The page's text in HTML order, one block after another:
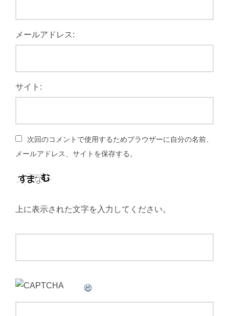
メールアドレス:
サイト:
次回のコメントで使用するためブラウザーに自分の名前、
メールアドレス、サイトを保存する。
上に表示された文字を入力してください。